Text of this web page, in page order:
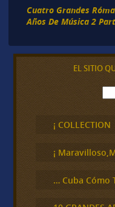
Cuatro Grandes
Años De Música 2
EL SITIO
B
u
c
a
¡ COLLECTION
¡
… Cuba Cómo